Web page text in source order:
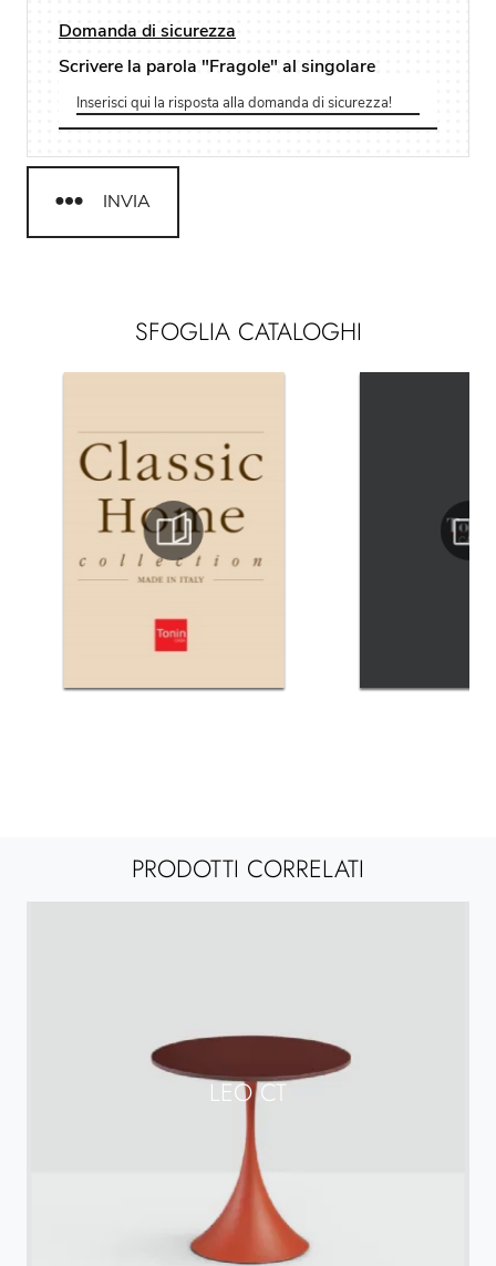
SFOGLIA CATALOGHI
Domanda di sicurezza
Scrivere la parola "Fragole" al singolare
INVIA
PRODOTTI CORRELATI
LEO CT